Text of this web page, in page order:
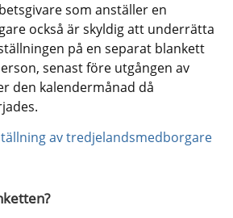
som anställer en
också är skyldig att underrätta
på en separat blankett
senast före utgången av
den kalendermånad då
av tredjelandsmedborgare